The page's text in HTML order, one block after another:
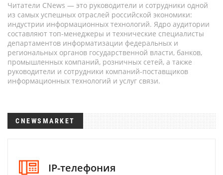
Читатели CNews — это руководители и сотрудники одной
из самых успешных отраслей российской экономики:
индустрии информационных технологий. Ядро аудитории
составляют топ-менеджеры и технические специалисты
департаментов информатизации федеральных и
региональных органов государственной власти, банков,
промышленных компаний, розничных сетей, а также
руководители и сотрудники компаний-поставщиков
информационных технологий и услуг связи.
CNEWSMARKET
IP-телефония